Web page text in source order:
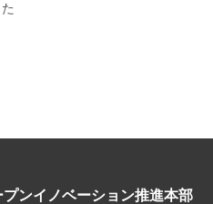
プンイノベーション推進本部